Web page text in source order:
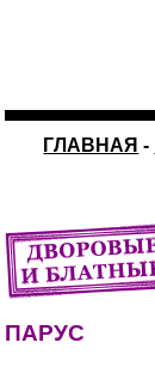
ГЛАВНАЯ -
ПАРУС